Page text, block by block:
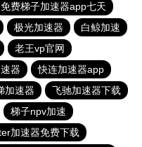
免费梯子加速器app七天
极光加速器
白鲸加速
老王vp官网
器
快连加速器app
加速器
飞驰加速器下载
梯子npv加速
加速器免费下载